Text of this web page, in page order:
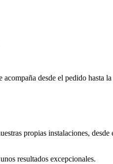
desde el pedido hasta
propias instalaciones,
resultados excepcionales.